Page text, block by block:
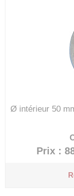
Ø intérieur 50
Prix :